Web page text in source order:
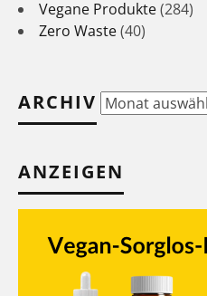
Vegane Produkte(284)
Zero Waste(40)
ARCHIV Archiv
ANZEIGEN